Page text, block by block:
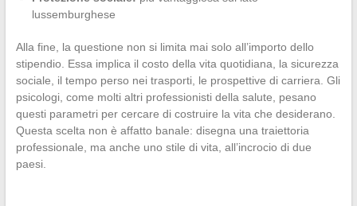
lussemburghese
Alla fine, la questione non si limita mai solo all’importo dello
stipendio. Essa implica il costo della vita quotidiana, la sicurezza
sociale, il tempo perso nei trasporti, le prospettive di carriera. Gli
psicologi, come molti altri professionisti della salute, pesano
questi parametri per cercare di costruire la vita che desiderano.
Questa scelta non è affatto banale: disegna una traiettoria
professionale, ma anche uno stile di vita, all’incrocio di due
paesi.